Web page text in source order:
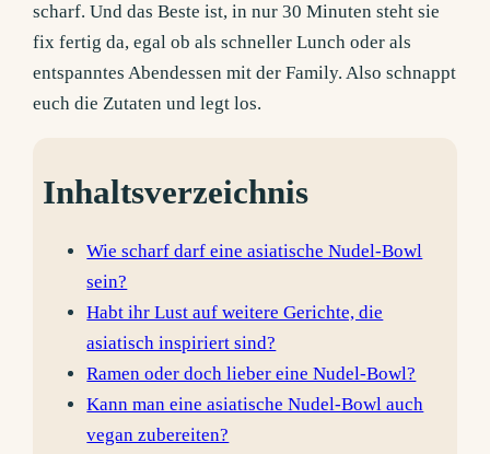
scharf. Und das Beste ist, in nur 30 Minuten steht sie
fix fertig da, egal ob als schneller Lunch oder als
entspanntes Abendessen mit der Family. Also schnappt
euch die Zutaten und legt los.
Inhaltsverzeichnis
Wie scharf darf eine asiatische Nudel-Bowl
sein?
Habt ihr Lust auf weitere Gerichte, die
asiatisch inspiriert sind?
Ramen oder doch lieber eine Nudel-Bowl?
Kann man eine asiatische Nudel-Bowl auch
vegan zubereiten?